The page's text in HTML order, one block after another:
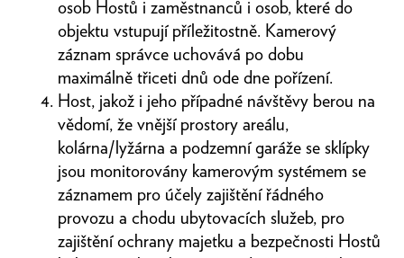
osob Hostů i zaměstnanců i osob, které do
objektu vstupují příležitostně. Kamerový
záznam správce uchovává po dobu
maximálně třiceti dnů ode dne pořízení.
Host, jakož i jeho případné návštěvy berou na
vědomí, že vnější prostory areálu,
kolárna/lyžárna a podzemní garáže se sklípky
jsou monitorovány kamerovým systémem se
záznamem pro účely zajištění řádného
provozu a chodu ubytovacích služeb, pro
zajištění ochrany majetku a bezpečnosti Hostů